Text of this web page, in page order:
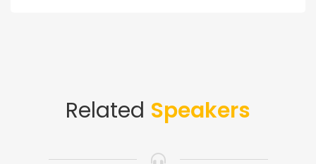
Related Speakers